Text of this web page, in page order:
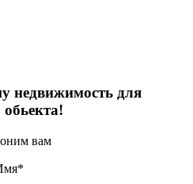
недвижимость для
вам
*